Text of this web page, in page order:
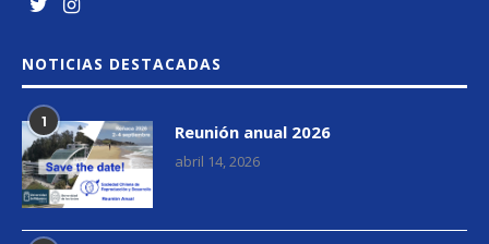
NOTICIAS DESTACADAS
1 Reunión anual 2026
abril 14, 2026